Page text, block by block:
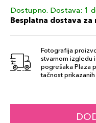
Dostupno. Dostava: 1
Besplatna dostava
Fotografija
stvarnom izgledu
pogrešaka Plaza
tačnost